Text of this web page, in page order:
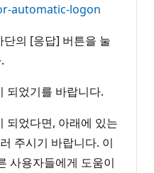
automatic-logon
의 [응답] 버튼을 눌
되었기를 바랍니다.
되었다면, 아래에 있는
주시기 바랍니다. 이
사용자들에게 도움이